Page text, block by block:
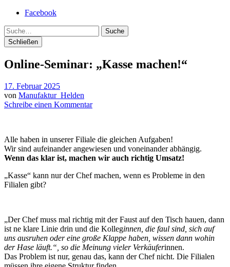
Facebook
Suche
Schließen
Online-Seminar: „Kasse machen!“
17. Februar 2025
von Manufaktur_Helden
Schreibe einen Kommentar
Alle haben in unserer Filiale die gleichen Aufgaben!
Wir sind aufeinander angewiesen und voneinander abhängig.
Wenn das klar ist, machen wir auch richtig Umsatz!
„Kasse“ kann nur der Chef machen, wenn es Probleme in den
Filialen gibt?
„Der Chef muss mal richtig mit der Faust auf den Tisch hauen, dann
ist ne klare Linie drin und die Kolleginnen, die faul sind, sich auf
uns ausruhen oder eine große Klappe haben, wissen dann wohin
der Hase läuft.“, so die Meinung vieler Verkäuferinnen.
Das Problem ist nur, genau das, kann der Chef nicht. Die Filialen